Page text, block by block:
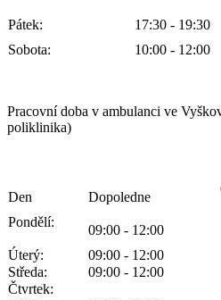
Pátek:
17:30 - 19:30
Sobota:
10:00 - 12:00
Pracovní doba v ambulanci ve
poliklinika)
Den Dopoledne
Pondělí:
09:00 - 12:00
Úterý:
09:00 - 12:00
Středa:
09:00 - 12:00
Čtvrtek: